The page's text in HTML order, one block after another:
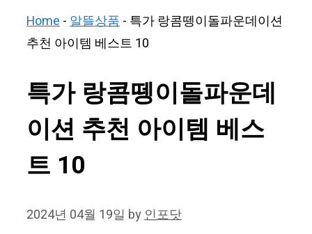
Home-알뜰상품- 특가 랑콤뗑이돌파운데이션
추천 아이템 베스트 10
특가 랑콤뗑이돌파운데
이션 추천 아이템 베스
트 10
2024년 04월 19일 by인포닷